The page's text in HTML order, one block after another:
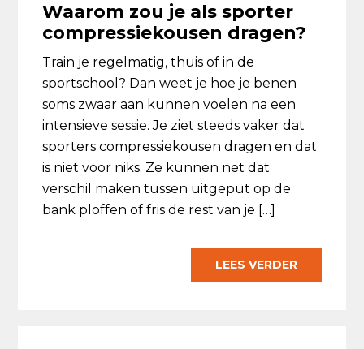
Waarom zou je als sporter
compressiekousen dragen?
Train je regelmatig, thuis of in de
sportschool? Dan weet je hoe je benen
soms zwaar aan kunnen voelen na een
intensieve sessie. Je ziet steeds vaker dat
sporters compressiekousen dragen en dat
is niet voor niks. Ze kunnen net dat
verschil maken tussen uitgeput op de
bank ploffen of fris de rest van je […]
LEES VERDER